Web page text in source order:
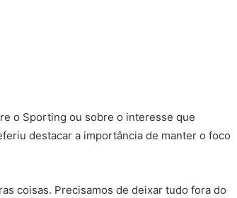
o Sporting ou sobre o interesse que
destacar a importância de manter o foco
coisas. Precisamos de deixar tudo fora do